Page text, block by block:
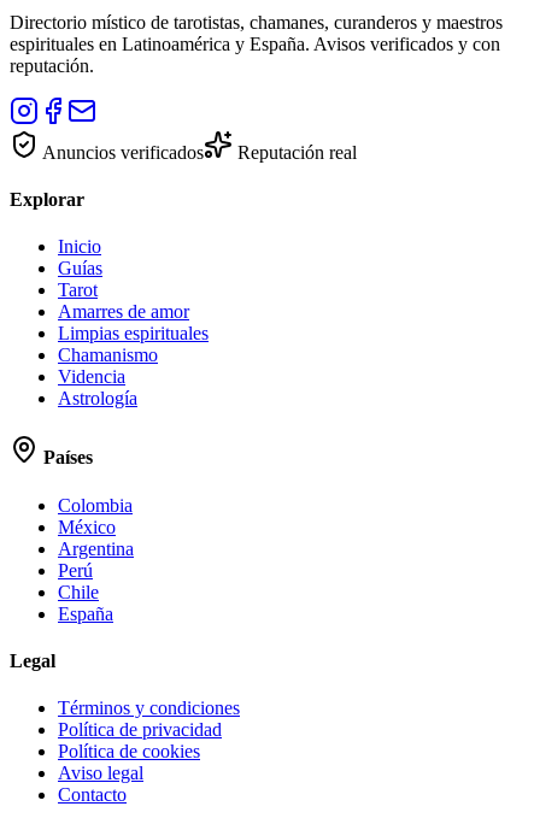
Directorio místico de tarotistas, chamanes, curanderos y maestros
espirituales en Latinoamérica y España. Avisos verificados y con
reputación.
Anuncios verificados Reputación real
Explorar
Inicio
Guías
Tarot
Amarres de amor
Limpias espirituales
Chamanismo
Videncia
Astrología
Países
Colombia
México
Argentina
Perú
Chile
España
Legal
Términos y condiciones
Política de privacidad
Política de cookies
Aviso legal
Contacto